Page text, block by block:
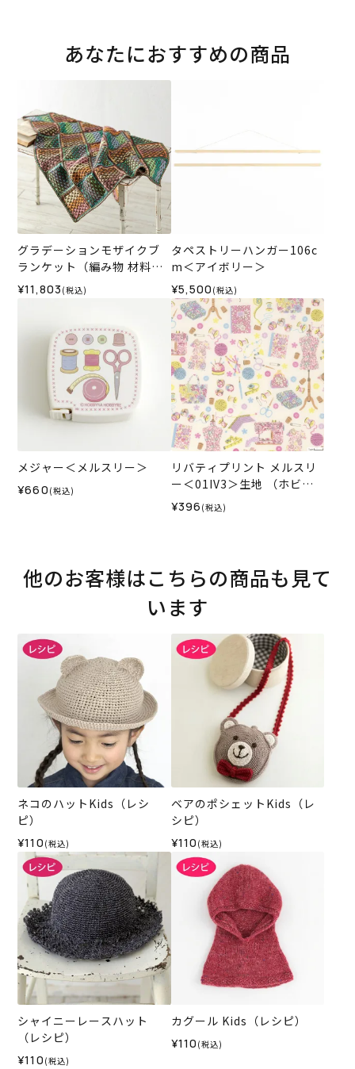
あなたにおすすめの商品
グラデーションモザイクブ
ランケット（編み物 材料セ
ット）
¥11,803 (税込)
タペストリーハンガー106c
m＜アイボリー＞
¥5,500 (税込)
メジャー＜メルスリー＞
¥660 (税込)
リバティプリント メルスリ
ー＜01IV3＞生地 （ホビー
ラホビーレオリジナル）202
6SS★復刻色
¥396 (税込)
他のお客様はこちらの商品も見て
います
ネコのハットKids（レシ
ピ）
¥110 (税込)
ベアのポシェットKids（レ
シピ）
¥110 (税込)
シャイニーレースハット
（レシピ）
¥110 (税込)
カグール Kids（レシピ）
¥110 (税込)